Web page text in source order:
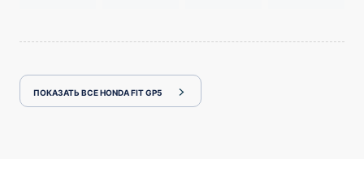
ПОКАЗАТЬ ВСЕ HONDA FIT GP5